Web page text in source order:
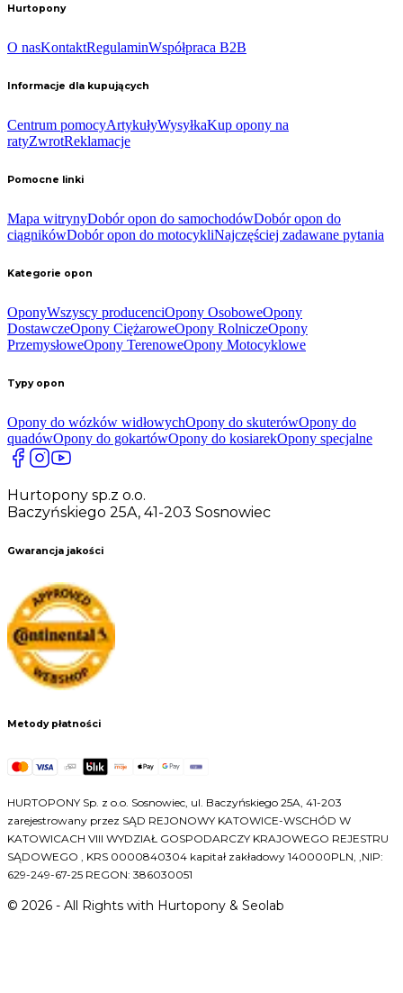
Hurtopony
O nasKontaktRegulaminWspółpraca B2B
Informacje dla kupujących
Centrum pomocyArtykułyWysyłkaKup opony na
ratyZwrotReklamacje
Pomocne linki
Mapa witrynyDobór opon do samochodówDobór opon do
ciągnikówDobór opon do motocykliNajczęściej zadawane pytania
Kategorie opon
OponyWszyscy producenciOpony OsoboweOpony
DostawczeOpony CiężaroweOpony RolniczeOpony
PrzemysłoweOpony TerenoweOpony Motocyklowe
Typy opon
Opony do wózków widłowychOpony do skuterówOpony do
quadówOpony do gokartówOpony do kosiarekOpony specjalne
Hurtopony sp.z o.o.
Baczyńskiego 25A, 41-203 Sosnowiec
Gwarancja jakości
Metody płatności
HURTOPONY Sp. z o.o. Sosnowiec, ul. Baczyńskiego 25A, 41-203
zarejestrowany przez SĄD REJONOWY KATOWICE-WSCHÓD W
KATOWICACH VIII WYDZIAŁ GOSPODARCZY KRAJOWEGO REJESTRU
SĄDOWEGO , KRS 0000840304 kapitał zakładowy 140000PLN, ,NIP:
629-249-67-25 REGON: 386030051
© 2026 - All Rights with Hurtopony & Seolab